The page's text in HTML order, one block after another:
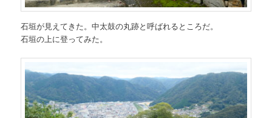
石垣が見えてきた。中太鼓の丸跡と呼ばれるところだ。
石垣の上に登ってみた。